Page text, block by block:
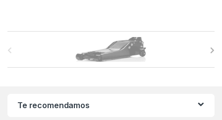
Te recomendamos